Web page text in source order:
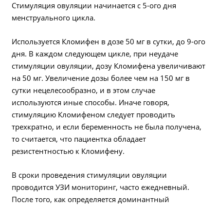
Стимуляция овуляции начинается с 5-ого дня
менструального цикла.
Используется Кломифен в дозе 50 мг в сутки, до 9-ого
дня. В каждом следующем цикле, при неудаче
стимуляции овуляции, дозу Кломифена увеличивают
на 50 мг. Увеличение дозы более чем на 150 мг в
сутки нецелесообразно, и в этом случае
используются иные способы. Иначе говоря,
стимуляцию Кломифеном следует проводить
трехкратно, и если беременность не была получена,
то считается, что пациентка обладает
резистентностью к Кломифену.
В сроки проведения стимуляции овуляции
проводится УЗИ мониторинг, часто ежедневный.
После того, как определяется доминантный